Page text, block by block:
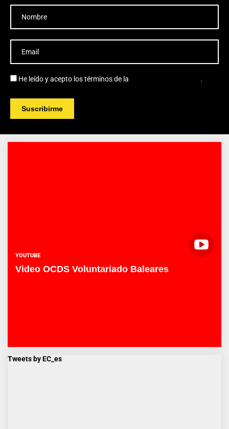
He leído y acepto los términos de la .
YOUTUBE
Video OCDS Voluntariado Baleares
Tweets by EC_es